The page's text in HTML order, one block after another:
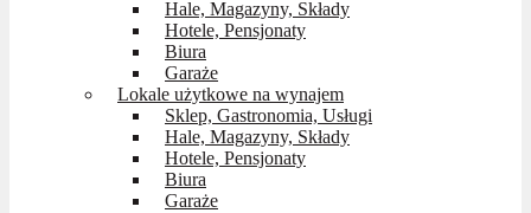
Hale, Magazyny, Składy
Hotele, Pensjonaty
Biura
Garaże
Lokale użytkowe na wynajem
Sklep, Gastronomia, Usługi
Hale, Magazyny, Składy
Hotele, Pensjonaty
Biura
Garaże